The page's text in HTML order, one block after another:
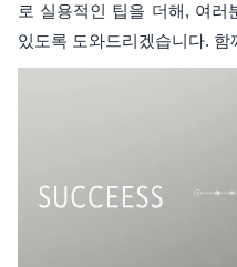
로 실용적인 팁을 더해, 여
있도록 도와드리겠습니다. 함